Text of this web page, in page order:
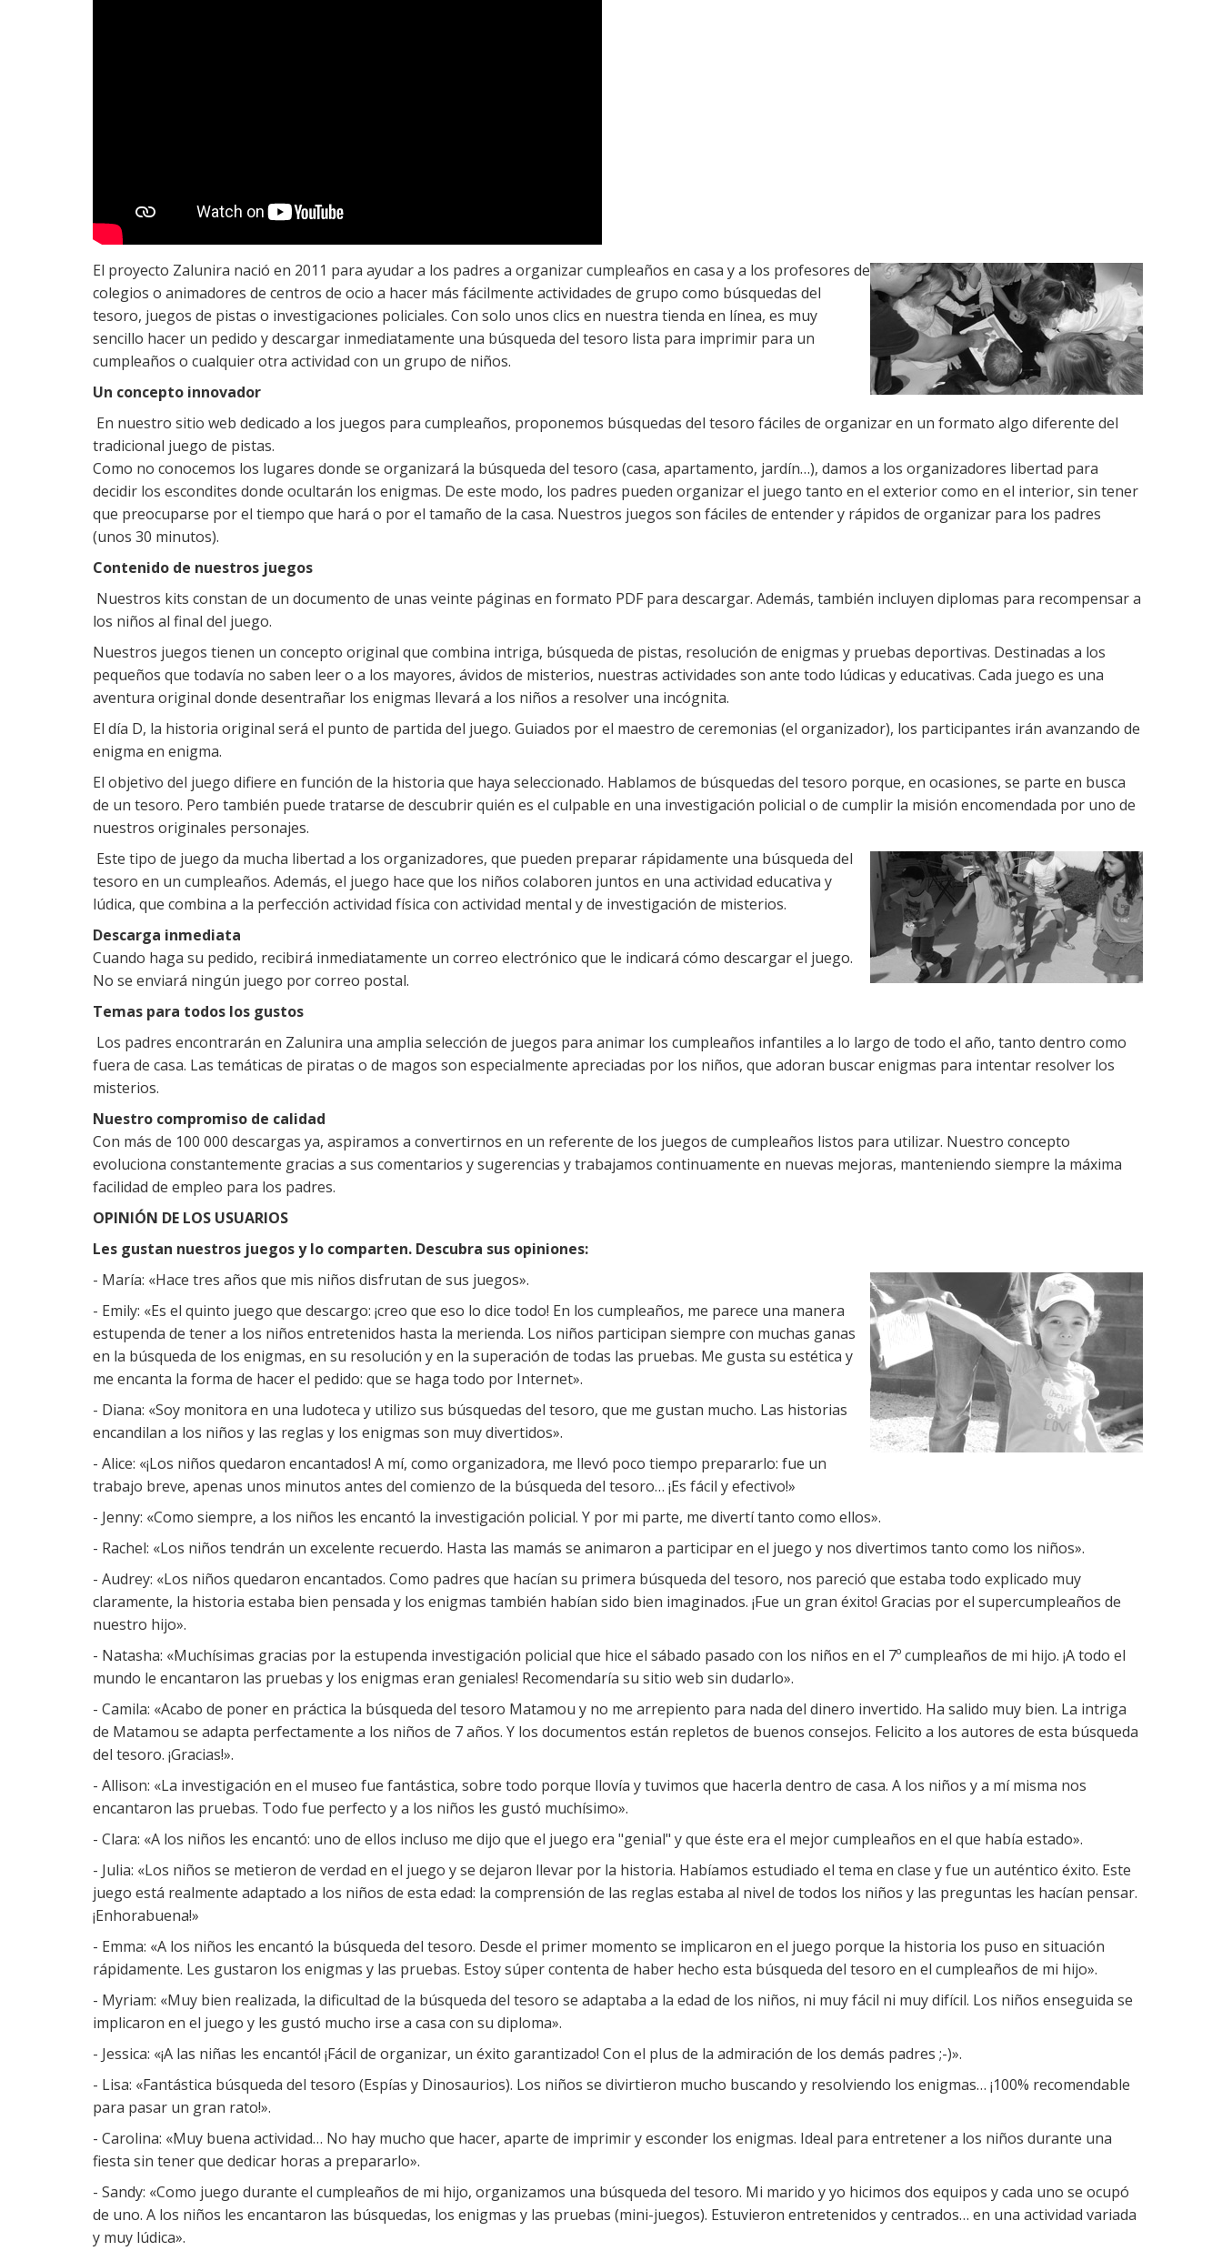
El proyecto Zalunira nació en 2011 para ayudar a los padres a organizar cumpleaños en casa y a los profesores de
colegios o animadores de centros de ocio a hacer más fácilmente actividades de grupo como búsquedas del
tesoro, juegos de pistas o investigaciones policiales. Con solo unos clics en nuestra tienda en línea, es muy
sencillo hacer un pedido y descargar inmediatamente una búsqueda del tesoro lista para imprimir para un
cumpleaños o cualquier otra actividad con un grupo de niños.
Un concepto innovador
En nuestro sitio web dedicado a los juegos para cumpleaños, proponemos búsquedas del tesoro fáciles de organizar en un formato algo diferente del
tradicional juego de pistas.
Como no conocemos los lugares donde se organizará la búsqueda del tesoro (casa, apartamento, jardín…), damos a los organizadores libertad para
decidir los escondites donde ocultarán los enigmas. De este modo, los padres pueden organizar el juego tanto en el exterior como en el interior, sin tener
que preocuparse por el tiempo que hará o por el tamaño de la casa. Nuestros juegos son fáciles de entender y rápidos de organizar para los padres
(unos 30 minutos).
Contenido de nuestros juegos
Nuestros kits constan de un documento de unas veinte páginas en formato PDF para descargar. Además, también incluyen diplomas para recompensar a
los niños al final del juego.
Nuestros juegos tienen un concepto original que combina intriga, búsqueda de pistas, resolución de enigmas y pruebas deportivas. Destinadas a los
pequeños que todavía no saben leer o a los mayores, ávidos de misterios, nuestras actividades son ante todo lúdicas y educativas. Cada juego es una
aventura original donde desentrañar los enigmas llevará a los niños a resolver una incógnita.
El día D, la historia original será el punto de partida del juego. Guiados por el maestro de ceremonias (el organizador), los participantes irán avanzando de
enigma en enigma.
El objetivo del juego difiere en función de la historia que haya seleccionado. Hablamos de búsquedas del tesoro porque, en ocasiones, se parte en busca
de un tesoro. Pero también puede tratarse de descubrir quién es el culpable en una investigación policial o de cumplir la misión encomendada por uno de
nuestros originales personajes.
Este tipo de juego da mucha libertad a los organizadores, que pueden preparar rápidamente una búsqueda del
tesoro en un cumpleaños. Además, el juego hace que los niños colaboren juntos en una actividad educativa y
lúdica, que combina a la perfección actividad física con actividad mental y de investigación de misterios.
Descarga inmediata
Cuando haga su pedido, recibirá inmediatamente un correo electrónico que le indicará cómo descargar el juego.
No se enviará ningún juego por correo postal.
Temas para todos los gustos
Los padres encontrarán en Zalunira una amplia selección de juegos para animar los cumpleaños infantiles a lo largo de todo el año, tanto dentro como
fuera de casa. Las temáticas de piratas o de magos son especialmente apreciadas por los niños, que adoran buscar enigmas para intentar resolver los
misterios.
Nuestro compromiso de calidad
Con más de 100 000 descargas ya, aspiramos a convertirnos en un referente de los juegos de cumpleaños listos para utilizar. Nuestro concepto
evoluciona constantemente gracias a sus comentarios y sugerencias y trabajamos continuamente en nuevas mejoras, manteniendo siempre la máxima
facilidad de empleo para los padres.
OPINIÓN DE LOS USUARIOS
Les gustan nuestros juegos y lo comparten. Descubra sus opiniones:
- María: «Hace tres años que mis niños disfrutan de sus juegos».
- Emily: «Es el quinto juego que descargo: ¡creo que eso lo dice todo! En los cumpleaños, me parece una manera
estupenda de tener a los niños entretenidos hasta la merienda. Los niños participan siempre con muchas ganas
en la búsqueda de los enigmas, en su resolución y en la superación de todas las pruebas. Me gusta su estética y
me encanta la forma de hacer el pedido: que se haga todo por Internet».
- Diana: «Soy monitora en una ludoteca y utilizo sus búsquedas del tesoro, que me gustan mucho. Las historias
encandilan a los niños y las reglas y los enigmas son muy divertidos».
- Alice: «¡Los niños quedaron encantados! A mí, como organizadora, me llevó poco tiempo prepararlo: fue un
trabajo breve, apenas unos minutos antes del comienzo de la búsqueda del tesoro… ¡Es fácil y efectivo!»
- Jenny: «Como siempre, a los niños les encantó la investigación policial. Y por mi parte, me divertí tanto como ellos».
- Rachel: «Los niños tendrán un excelente recuerdo. Hasta las mamás se animaron a participar en el juego y nos divertimos tanto como los niños».
- Audrey: «Los niños quedaron encantados. Como padres que hacían su primera búsqueda del tesoro, nos pareció que estaba todo explicado muy
claramente, la historia estaba bien pensada y los enigmas también habían sido bien imaginados. ¡Fue un gran éxito! Gracias por el supercumpleaños de
nuestro hijo».
- Natasha: «Muchísimas gracias por la estupenda investigación policial que hice el sábado pasado con los niños en el 7º cumpleaños de mi hijo. ¡A todo el
mundo le encantaron las pruebas y los enigmas eran geniales! Recomendaría su sitio web sin dudarlo».
- Camila: «Acabo de poner en práctica la búsqueda del tesoro Matamou y no me arrepiento para nada del dinero invertido. Ha salido muy bien. La intriga
de Matamou se adapta perfectamente a los niños de 7 años. Y los documentos están repletos de buenos consejos. Felicito a los autores de esta búsqueda
del tesoro. ¡Gracias!».
- Allison: «La investigación en el museo fue fantástica, sobre todo porque llovía y tuvimos que hacerla dentro de casa. A los niños y a mí misma nos
encantaron las pruebas. Todo fue perfecto y a los niños les gustó muchísimo».
- Clara: «A los niños les encantó: uno de ellos incluso me dijo que el juego era "genial" y que éste era el mejor cumpleaños en el que había estado».
- Julia: «Los niños se metieron de verdad en el juego y se dejaron llevar por la historia. Habíamos estudiado el tema en clase y fue un auténtico éxito. Este
juego está realmente adaptado a los niños de esta edad: la comprensión de las reglas estaba al nivel de todos los niños y las preguntas les hacían pensar.
¡Enhorabuena!»
- Emma: «A los niños les encantó la búsqueda del tesoro. Desde el primer momento se implicaron en el juego porque la historia los puso en situación
rápidamente. Les gustaron los enigmas y las pruebas. Estoy súper contenta de haber hecho esta búsqueda del tesoro en el cumpleaños de mi hijo».
- Myriam: «Muy bien realizada, la dificultad de la búsqueda del tesoro se adaptaba a la edad de los niños, ni muy fácil ni muy difícil. Los niños enseguida se
implicaron en el juego y les gustó mucho irse a casa con su diploma».
- Jessica: «¡A las niñas les encantó! ¡Fácil de organizar, un éxito garantizado! Con el plus de la admiración de los demás padres ;-)».
- Lisa: «Fantástica búsqueda del tesoro (Espías y Dinosaurios). Los niños se divirtieron mucho buscando y resolviendo los enigmas… ¡100% recomendable
para pasar un gran rato!».
- Carolina: «Muy buena actividad… No hay mucho que hacer, aparte de imprimir y esconder los enigmas. Ideal para entretener a los niños durante una
fiesta sin tener que dedicar horas a prepararlo».
- Sandy: «Como juego durante el cumpleaños de mi hijo, organizamos una búsqueda del tesoro. Mi marido y yo hicimos dos equipos y cada uno se ocupó
de uno. A los niños les encantaron las búsquedas, los enigmas y las pruebas (mini-juegos). Estuvieron entretenidos y centrados… en una actividad variada
y muy lúdica».